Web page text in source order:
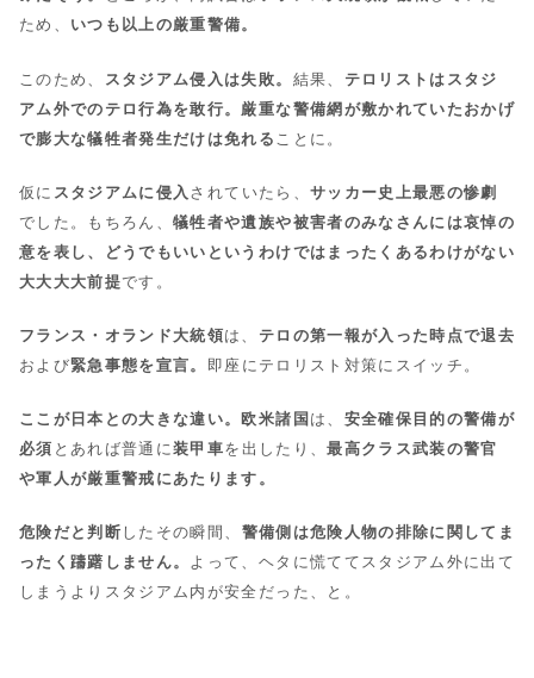
ため、 いつも以上の厳重警備。
このため、 スタジアム侵入は失敗。 結果、 テロリストはスタジ
アム外でのテロ行為を敢行。 厳重な警備網が敷かれていたおかげ
で膨大な犠牲者発生だけは免れる ことに。
仮に スタジアムに侵入 されていたら、 サッカー史上最悪の惨劇
でした。もちろん、犠牲者や遺族や被害者のみなさんには哀悼の
意を表し、どうでもいいというわけではまったくあるわけがない
大大大大前提です。
フランス・オランド大統領は、 テロの第一報が入った時点で退去
および緊急事態を宣言。 即座にテロリスト対策にスイッチ。
ここが日本との大きな違い。欧米諸国は、 安全確保目的の警備が
必須 とあれば普通に装甲車を出したり、最高クラス武装の警官
や軍人が厳重警戒にあたります。
危険だと判断したその瞬間、 警備側は危険人物の排除に関してま
ったく躊躇しません。 よって、ヘタに慌ててスタジアム外に出て
しまうよりスタジアム内が安全だった、と。